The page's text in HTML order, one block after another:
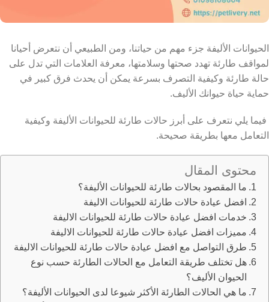
الحيوانات الأليفة جزء مهم من حياتنا، ومن الطبيعي أن نتعرض أحيانا
لمواقف طارئة تهدد صحتها وسلامتها، معرفة العلامات التي تدل على
حالة طارئة وكيفية التصرف بسرعة يمكن أن يحدث فرق كبير في
حماية حياة حيوانك الأليف.
فيما يلي نتعرف على أبرز حالات طارئة للحيوانات الأليفة وكيفية
التعامل معها بطريقة صحيحة.
محتوى المقال
ما المقصود بحالات طارئة للحيوانات الأليفة؟
افضل عيادة حالات طارئة للحيوانات الاليفة
خدمات افضل عيادة حالات طارئة للحيوانات الاليفة
مميزات افضل عيادة حالات طارئة للحيوانات الاليفة
طرق التواصل مع افضل عيادة حالات طارئة للحيوانات الاليفة
هل تختلف طريقة التعامل مع الحالات الطارئة حسب نوع
الحيوان الأليف؟
ما هي الحالات الطارئة الأكثر شيوعا لدى الحيوانات الأليفة؟